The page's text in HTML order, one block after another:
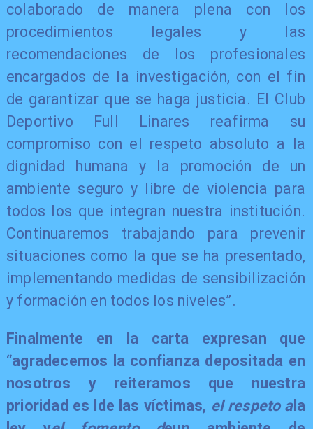
colaborado de manera plena con los
procedimientos legales y las
recomendaciones de los profesionales
encargados de la investigación, con el fin
de garantizar que se haga justicia. El Club
Deportivo Full Linares reafirma su
compromiso con el respeto absoluto a la
dignidad humana y la promoción de un
ambiente seguro y libre de violencia para
todos los que integran nuestra institución.
Continuaremos trabajando para prevenir
situaciones como la que se ha presentado,
implementando medidas de sensibilización
y formación en todos los niveles”.
Finalmente en la carta expresan que
“agradecemos la confianza depositada en
nosotros y reiteramos que nuestra
prioridad es l de las víctimas, el respeto ala